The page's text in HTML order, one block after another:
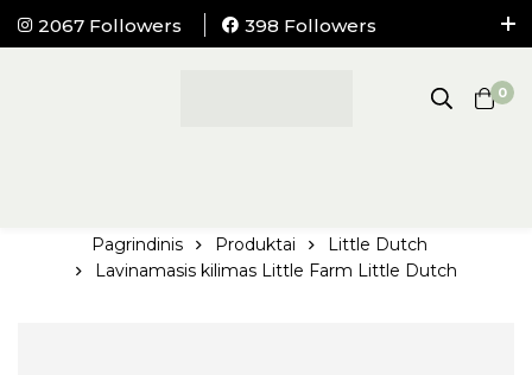
2067 Followers
398 Followers
0
Pagrindinis Produktai
Little Dutch
Lavinamasis kilimas Little Farm Little Dutch